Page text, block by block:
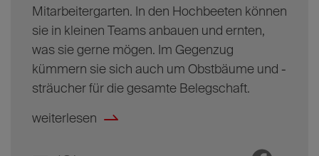
Mitarbeitergarten. In den Hochbeeten können
sie in kleinen Teams anbauen und ernten,
was sie gerne mögen. Im Gegenzug
kümmern sie sich auch um Obstbäume und -
sträucher für die gesamte Belegschaft.
weiterlesen